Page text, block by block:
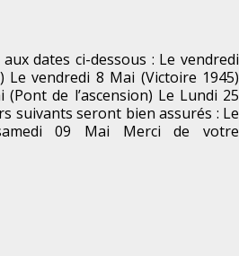
dates ci-dessous : Le vendredi
Le vendredi 8 Mai (Victoire 1945)
de l’ascension) Le Lundi 25
suivants seront bien assurés : Le
09 Mai Merci de votre